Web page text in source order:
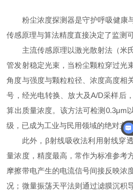
粉尘浓度探测器是守护呼吸健康
传感原理与算法精度直接决定了监测可
主流传感原理以激光散射法（米
管发射稳定光束，当粉尘颗粒穿过光
角度与强度与颗粒粒径、浓度高度相
号，经光电转换、放大及A/D采样后
算出质量浓度。该方法可检测0.3μm
级，已成为工业与民用领域的绝对主
此外，β射线吸收法利用射线穿透
量浓度，精度最高，常作为标准参考
摩擦带电产生的电流信号间接反映浓
况；微量振荡天平法则通过滤膜沉积